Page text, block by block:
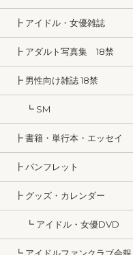
┣ アイドル・女優雑誌
┣ アダルト写真集 18禁
┣ 男性向け雑誌 18禁
┗ SM
┣ 書籍・単行本・エッセイ
┣ パンフレット
┣ グッズ・カレンダー
┗ アイドル・女優DVD